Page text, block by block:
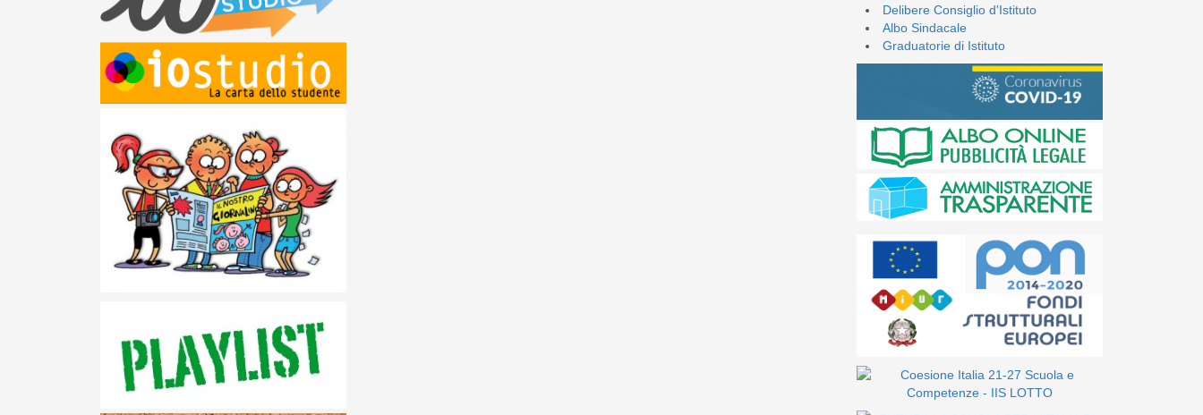
Delibere Consiglio d'Istituto
Albo Sindacale
Graduatorie di Istituto